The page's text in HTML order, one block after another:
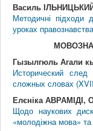
Василь
Методичні підходи
уроках правознавства
Гызылгюль Агали
Исторический
сложных словах
Елєніка АВРАМІДІ,
Щодо наукових
«молодіжна мова» та